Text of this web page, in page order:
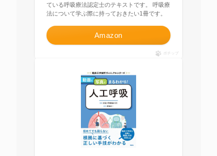
ている呼吸療法認定士のテキストです。 呼吸療
法について学ぶ際に持っておきたい1冊です。
Amazon
ポチップ